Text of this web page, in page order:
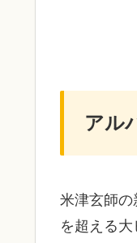
アル
米津玄師
を超える